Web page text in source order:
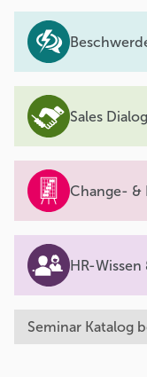
Sales
Change- &
HR-
Seminar Katalog